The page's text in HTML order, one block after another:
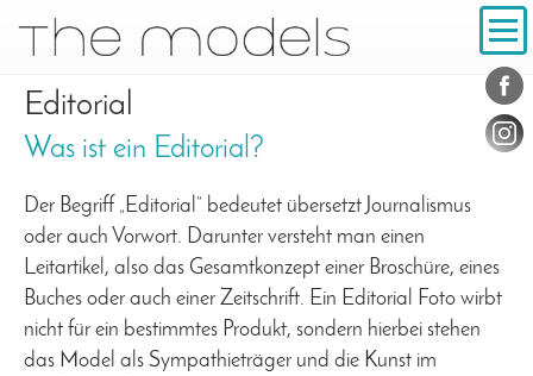
Navigation
Editorial
Was ist ein Editorial?
Der Begriff „Editorial“ bedeutet übersetzt Journalismus
oder auch Vorwort. Darunter versteht man einen
Leitartikel, also das Gesamtkonzept einer Broschüre, eines
Buches oder auch einer Zeitschrift. Ein Editorial Foto wirbt
nicht für ein bestimmtes Produkt, sondern hierbei stehen
das Model als Sympathieträger und die Kunst im